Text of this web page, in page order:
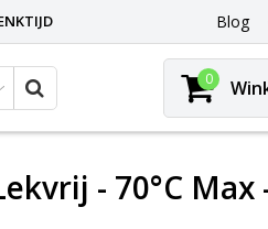
Blog
0
- 70°C Max